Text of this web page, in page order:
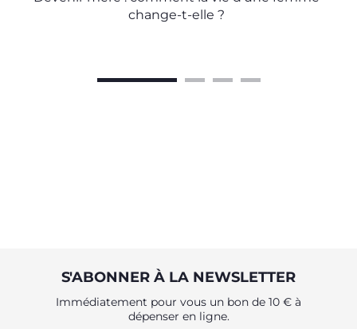
change-t-elle ?
S'ABONNER À LA NEWSLETTER
Immédiatement pour vous un bon de 10 € à
dépenser en ligne.